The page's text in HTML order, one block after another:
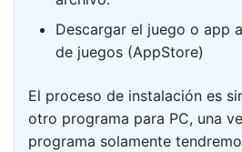
Descargar el juego o app
de juegos (AppStore)
El proceso de instalación es
otro programa para PC, una
programa solamente